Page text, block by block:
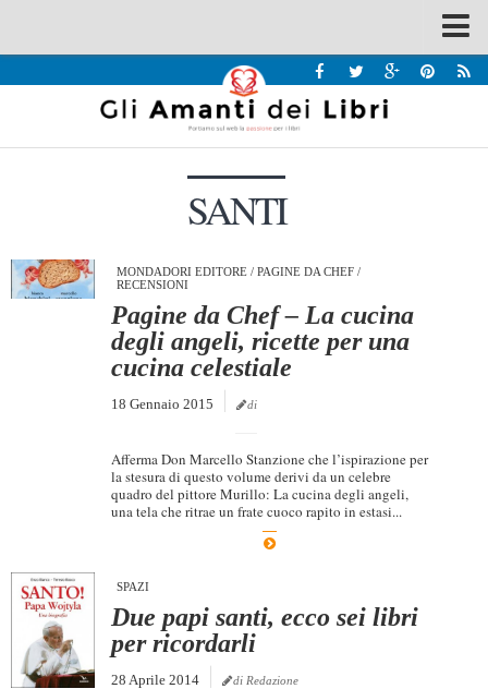
Recensioni
Interviste & Incontri
Chi siamo
Dicono di Noi
Archivio
Generi
SANTI
MONDADORI EDITORE/ PAGINE DA CHEF/
RECENSIONI
Pagine da Chef – La cucina
degli angeli, ricette per una
cucina celestiale
18 Gennaio 2015 di
Afferma Don Marcello Stanzione che l’ispirazione per
la stesura di questo volume derivi da un celebre
quadro del pittore Murillo: La cucina degli angeli,
una tela che ritrae un frate cuoco rapito in estasi...
SPAZI
Due papi santi, ecco sei libri
per ricordarli
28 Aprile 2014 di Redazione